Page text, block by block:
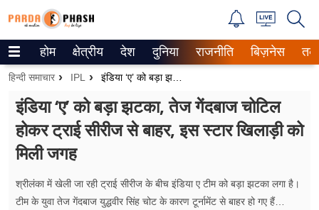
Trending on Google News
ePaper
वेब स्टोरीज
उत्तर प्रदेश
गैलरी
होम क्षेत्रीय देश दुनिया राजनीति बिज़नेस
हिन्दी समाचार IPL
इंडिया ‘ए’ को बड़ा झटका, तेज गेंदबाज चोटिल
होकर ट्राई सीरीज से बाहर, इस स्टार खिलाड़ी को
मिली जगह
श्रीलंका में खेली जा रही ट्राई सीरीज के बीच इंडिया ए टीम को बड़ा झटका लगा है।
टीम के युवा तेज गेंदबाज युद्धवीर सिंह चोट के कारण टूर्नामेंट से बाहर हो गए हैं…